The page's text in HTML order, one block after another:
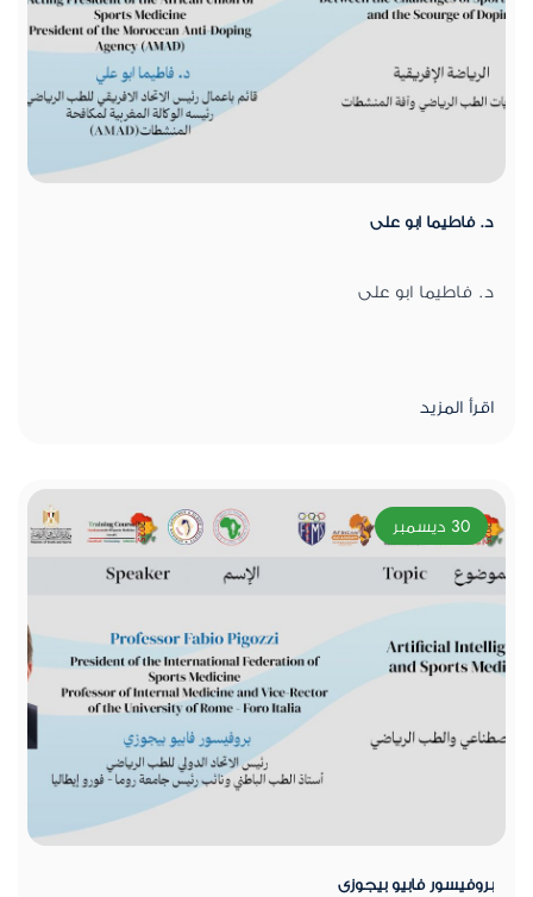
د. فاطيما ابو على
د. فاطيما ابو على
اقرأ المزيد
30 ديسمبر
بروفيسور فابيو بيجوزى